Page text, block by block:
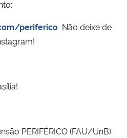
periferico Não deixe de
PERIFÉRICO (FAU/UnB)